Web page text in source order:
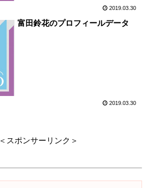
2019.03.30
富田鈴花のプロフィールデータ
2019.03.30
＜スポンサーリンク＞